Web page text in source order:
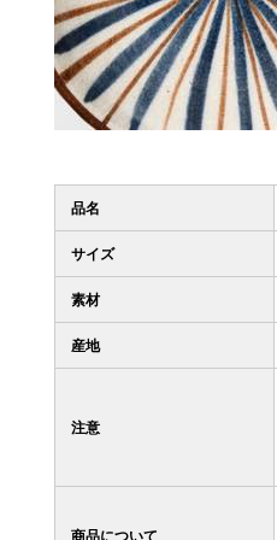
品名
サイズ
素材
産地
注意
商品について